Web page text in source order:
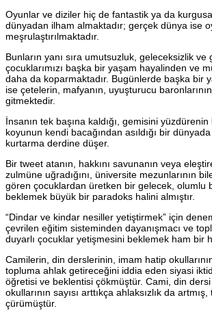
Oyunlar ve diziler hiç de fantastik ya da
dünyadan ilham almaktadır; gerçek dünya ise
meşrulaştırılmaktadır.
Bunların yanı sıra umutsuzluk, geleceksizlik ve
çocuklarımızı başka bir yaşam hayalinden ve
daha da koparmaktadır. Bugünlerde başka bir
ise çetelerin, mafyanın, uyuşturucu
gitmektedir.
İnsanın tek başına kaldığı, gemisini
koyunun kendi bacağından asıldığı bir
kurtarma derdine düşer.
Bir tweet atanın, hakkını savunanın veya
zulmüne uğradığını, üniversite mezunlarının
gören çocuklardan üretken bir gelecek, olumlu
beklemek büyük bir paradoks halini almıştır.
“Dindar ve kindar nesiller yetiştirmek” için
çevrilen eğitim sisteminden dayanışmacı ve
duyarlı çocuklar yetişmesini beklemek ham bir
Camilerin, din derslerinin, imam hatip okullarının
topluma ahlak getireceğini iddia eden siyasi
öğretisi ve beklentisi çökmüştür. Cami, din
okullarının sayısı arttıkça ahlaksızlık da
çürümüştür.